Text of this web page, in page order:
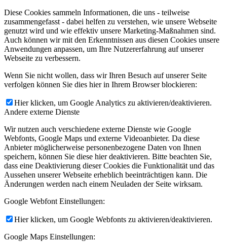
Diese Cookies sammeln Informationen, die uns - teilweise
zusammengefasst - dabei helfen zu verstehen, wie unsere Webseite
genutzt wird und wie effektiv unsere Marketing-Maßnahmen sind.
Auch können wir mit den Erkenntnissen aus diesen Cookies unsere
Anwendungen anpassen, um Ihre Nutzererfahrung auf unserer
Webseite zu verbessern.
Wenn Sie nicht wollen, dass wir Ihren Besuch auf unserer Seite
verfolgen können Sie dies hier in Ihrem Browser blockieren:
Hier klicken, um Google Analytics zu aktivieren/deaktivieren.
Andere externe Dienste
Wir nutzen auch verschiedene externe Dienste wie Google
Webfonts, Google Maps und externe Videoanbieter. Da diese
Anbieter möglicherweise personenbezogene Daten von Ihnen
speichern, können Sie diese hier deaktivieren. Bitte beachten Sie,
dass eine Deaktivierung dieser Cookies die Funktionalität und das
Aussehen unserer Webseite erheblich beeinträchtigen kann. Die
Änderungen werden nach einem Neuladen der Seite wirksam.
Google Webfont Einstellungen:
Hier klicken, um Google Webfonts zu aktivieren/deaktivieren.
Google Maps Einstellungen: